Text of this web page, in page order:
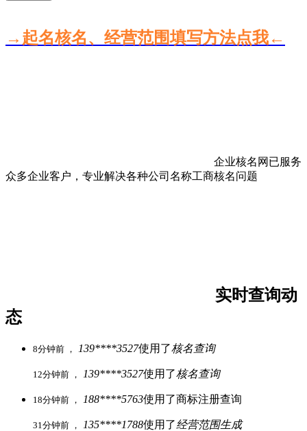
→起名核名、经营范围填写方法点我←
企业核名网已服务
众多企业客户，专业解决各种公司名称工商核名问题
实时查询动
态
8分钟前 ， 139****3527使用了核名查询
12分钟前 ， 139****3527使用了核名查询
18分钟前 ， 188****5763使用了商标注册查询
31分钟前 ， 135****1788使用了经营范围生成